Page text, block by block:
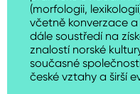
(morfologii,
včetně konverzace
dále soustředí na
znalostí norské
současné
české vztahy a širší